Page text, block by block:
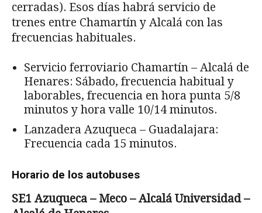
cerradas). Esos días habrá servicio de
trenes entre Chamartín y Alcalá con las
frecuencias habituales.
Servicio ferroviario Chamartín – Alcalá de
Henares: Sábado, frecuencia habitual y
laborables, frecuencia en hora punta 5/8
minutos y hora valle 10/14 minutos.
Lanzadera Azuqueca – Guadalajara:
Frecuencia cada 15 minutos.
Horario de los autobuses
SE1 Azuqueca – Meco – Alcalá Universidad –